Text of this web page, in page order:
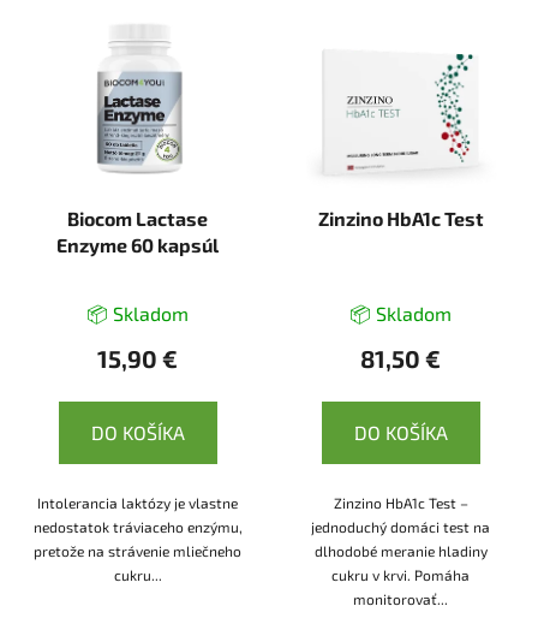
Biocom Lactase
Enzyme 60 kapsúl
📦 Skladom
15,90 €
DO KOŠÍKA
Intolerancia laktózy je vlastne
nedostatok tráviaceho enzýmu,
pretože na strávenie mliečneho
cukru...
Zinzino HbA1c Test
📦 Skladom
81,50 €
DO KOŠÍKA
Zinzino HbA1c Test –
jednoduchý domáci test na
dlhodobé meranie hladiny
cukru v krvi. Pomáha
monitorovať...